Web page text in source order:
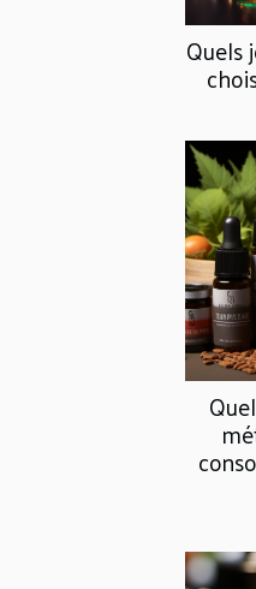
Quels